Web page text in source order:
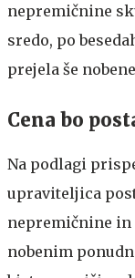
nepremičnine
sredo, po
prejela še
Cena bo
Na podlagi
upraviteljica
nepremičnine
nobenim